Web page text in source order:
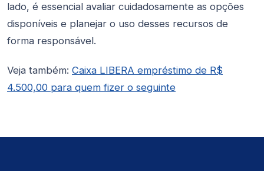
lado, é essencial avaliar cuidadosamente as opções
disponíveis e planejar o uso desses recursos de
forma responsável.
Veja também: Caixa LIBERA empréstimo de R$
4.500,00 para quem fizer o seguinte